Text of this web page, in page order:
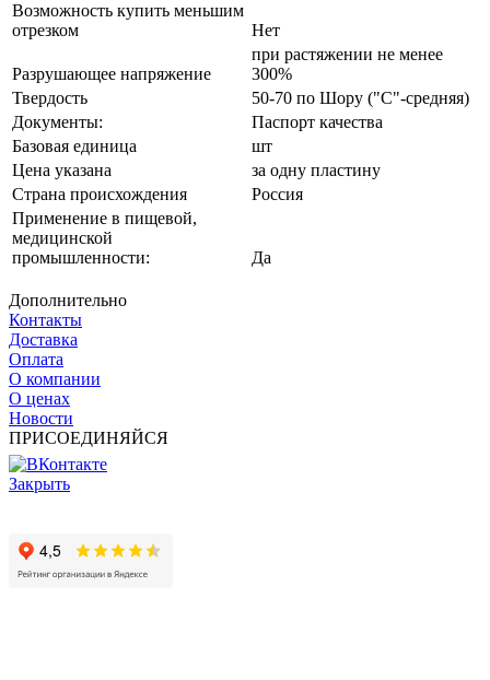
Возможность купить меньшим
отрезком
Нет
Разрушающее напряжение
при растяжении не менее
300%
Твердость
50-70 по Шору ("С"-средняя)
Документы:
Паспорт качества
Базовая единица
шт
Цена указана
за одну пластину
Страна происхождения
Россия
Применение в пищевой,
медицинской
промышленности:
Да
Дополнительно
Контакты
Доставка
Оплата
О компании
О ценах
Новости
ПРИСОЕДИНЯЙСЯ
Закрыть